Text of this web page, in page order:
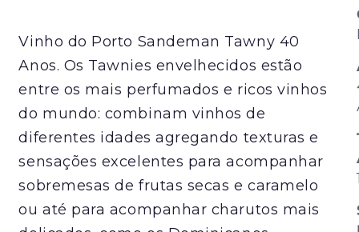
Vinho do Porto Sandeman Tawny 40
Anos. Os Tawnies envelhecidos estão
entre os mais perfumados e ricos vinhos
do mundo: combinam vinhos de
diferentes idades agregando texturas e
sensações excelentes para acompanhar
sobremesas de frutas secas e caramelo
ou até para acompanhar charutos mais